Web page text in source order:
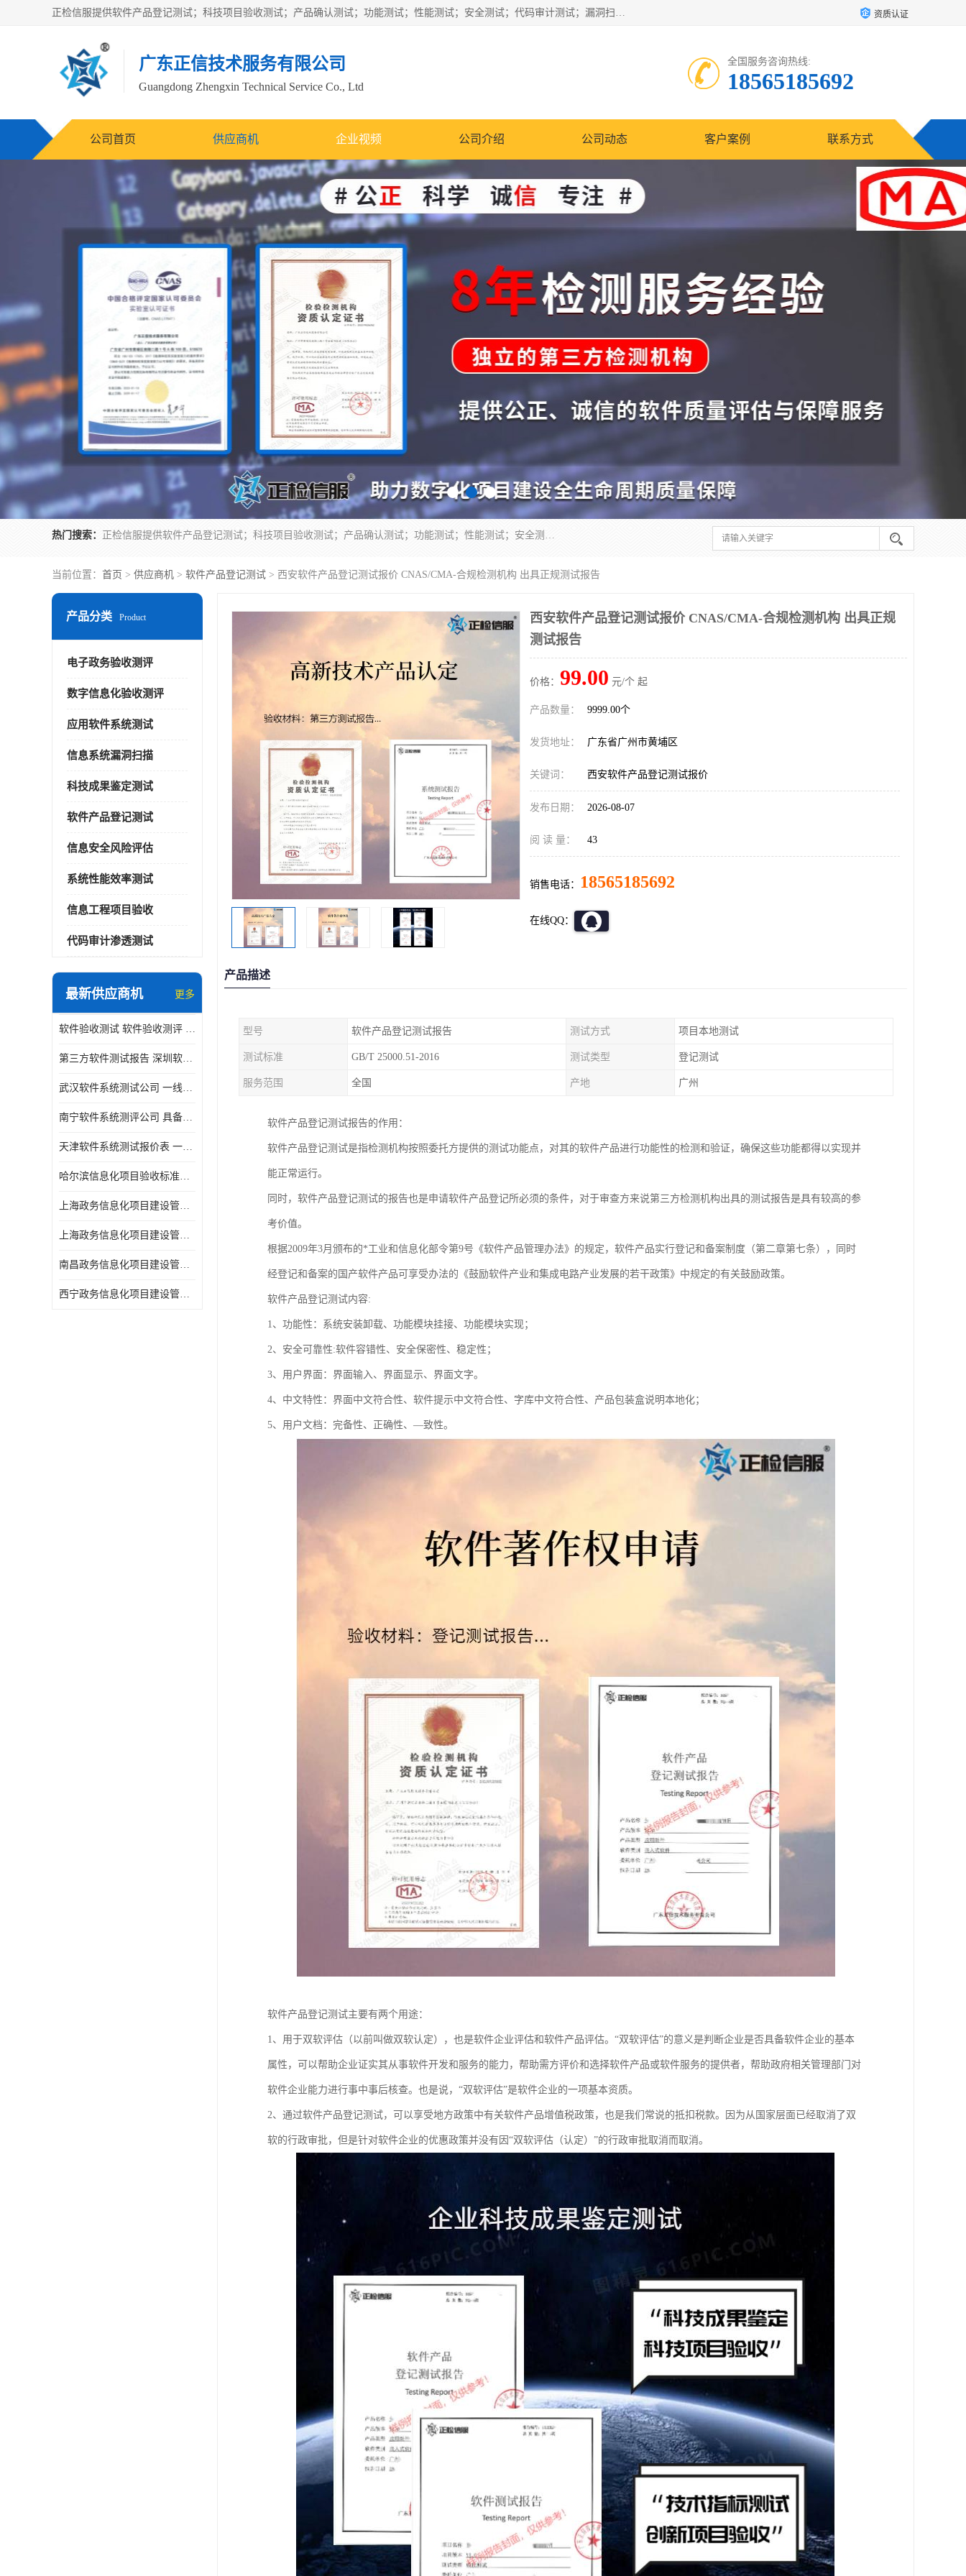
正检信服提供软件产品登记测试；科技项目验收测试；产品确认测试；功能测试；性能测试；安全测试；代码审计测试；漏洞扫描测试；渗透测试；风险评估测试；信息安全等级保护测评；双软认定；实验室建设质量体系建设；软件着作权、软件评测等服务。 资质认证
广东正信技术服务有限公司
Guangdong Zhengxin Technical Service Co., Ltd
全国服务咨询热线:
18565185692
公司首页 供应商机 企业视频 公司介绍 公司动态 客户案例 联系方式
热门搜索： 正检信服提供软件产品登记测试；科技项目验收测试；产品确认测试；功能测试；性能测试；安全测试；代码审计测试；漏洞扫描测试；渗透测试；风险评估测试；信息安全等级保护测评；双软认定；实验室建设质量体系建设；软件着作权、软件评测等服务。
当前位置： 首页 > 供应商机 > 软件产品登记测试 > 西安软件产品登记测试报价 CNAS/CMA-合规检测机构 出具正规测试报告
产品分类 Product
电子政务验收测评
数字信息化验收测评
应用软件系统测试
信息系统漏洞扫描
科技成果鉴定测试
软件产品登记测试
信息安全风险评估
系统性能效率测试
信息工程项目验收
代码审计渗透测试
最新供应商机 更多
软件验收测试 软件验收测评 软件确认测试标准及测试方法
第三方软件测试报告 深圳软件测评报告 安全验收测试报告
武汉软件系统测试公司 一线实验室 测试大概是需要多久时间呢
南宁软件系统测评公司 具备CMA/CNAS资质 出具正规测试报告
天津软件系统测试报价表 一线实验室 了解更多的测试信息
哈尔滨信息化项目验收标准单位
上海政务信息化项目建设管理办法价格
上海政务信息化项目建设管理办法机构
南昌政务信息化项目建设管理办法实验室
西宁政务信息化项目建设管理办法报告
西安软件产品登记测试报价 CNAS/CMA-合规检测机构 出具正规
测试报告
价格： 99.00 元/个 起
产品数量： 9999.00个
发货地址： 广东省广州市黄埔区
关键词： 西安软件产品登记测试报价
发布日期： 2026-08-07
阅 读 量： 43
销售电话： 18565185692
在线QQ：
产品描述
型号 软件产品登记测试报告 测试方式 项目本地测试
测试标准 GB/T 25000.51-2016 测试类型 登记测试
服务范围 全国 产地 广州
软件产品登记测试报告的作用：
软件产品登记测试是指检测机构按照委托方提供的测试功能点，对其的软件产品进行功能性的检测和验证，确保这些功能都得以实现并
能正常运行。
同时，软件产品登记测试的报告也是申请软件产品登记所必须的条件，对于审查方来说第三方检测机构出具的测试报告是具有较高的参
考价值。
根据2009年3月颁布的*工业和信息化部令第9号《软件产品管理办法》的规定，软件产品实行登记和备案制度（第二章第七条），同时
经登记和备案的国产软件产品可享受办法的《鼓励软件产业和集成电路产业发展的若干政策》中规定的有关鼓励政策。
软件产品登记测试内容:
1、功能性：系统安装卸载、功能模块挂接、功能模块实现；
2、安全可靠性:软件容错性、安全保密性、稳定性；
3、用户界面：界面输入、界面显示、界面文字。
4、中文特性：界面中文符合性、软件提示中文符合性、字库中文符合性、产品包装盒说明本地化；
5、用户文档：完备性、正确性、—致性。
软件产品登记测试主要有两个用途：
1、用于双软评估（以前叫做双软认定），也是软件企业评估和软件产品评估。“双软评估”的意义是判断企业是否具备软件企业的基本
属性，可以帮助企业证实其从事软件开发和服务的能力，帮助需方评价和选择软件产品或软件服务的提供者，帮助政府相关管理部门对
软件企业能力进行事中事后核查。也是说，“双软评估”是软件企业的一项基本资质。
2、通过软件产品登记测试，可以享受地方政策中有关软件产品增值税政策，也是我们常说的抵扣税款。因为从国家层面已经取消了双
软的行政审批，但是针对软件企业的优惠政策并没有因“双软评估（认定）”的行政审批取消而取消。